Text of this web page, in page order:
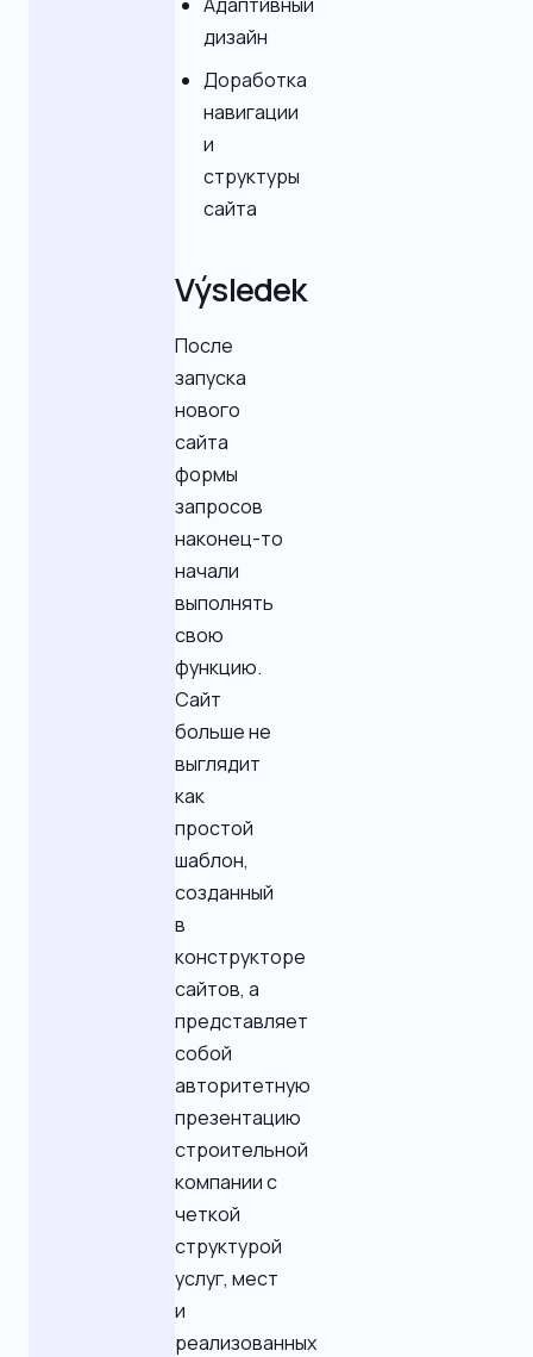
дизайн
Доработка
навигации
и
структуры
сайта
Výsledek
После
запуска
нового
сайта
формы
запросов
наконец-то
начали
выполнять
свою
функцию.
Сайт
больше не
выглядит
как
простой
шаблон,
созданный
в
конструкторе
сайтов, а
представляет
собой
авторитетную
презентацию
строительной
компании с
четкой
структурой
услуг, мест
и
реализованных